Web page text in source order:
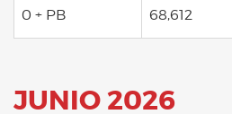
0 + PB 68,612
JUNIO 2026